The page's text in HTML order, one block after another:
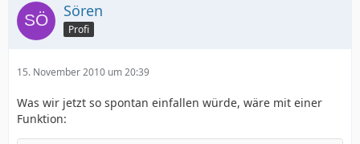
Sören
Profi
15. November 2010 um 20:39
Was wir jetzt so spontan einfallen würde, wäre mit einer
Funktion: